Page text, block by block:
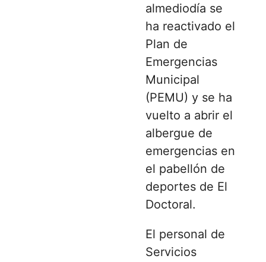
almediodía se
ha reactivado el
Plan de
Emergencias
Municipal
(PEMU) y se ha
vuelto a abrir el
albergue de
emergencias en
el pabellón de
deportes de El
Doctoral.
El personal de
Servicios